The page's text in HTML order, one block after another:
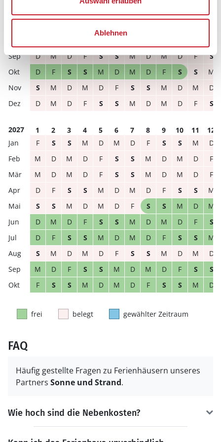
Ablehnen
belegt gewählter Zeitraum
D
M D F S S M D M D F
S
D
F S S M D M D F S S
M
S
M D M D F S S M D M
D
D
M D F S S M D M D F S
2027 1 2 3 4 5 6 7 8 9 10 11
12
F
S S M D M D F S S M
D
M
D M D F S S M D M D
F
M
D M D F S S M D M D
F
D
F S S M D M D F S S
M
S
S M D M D F S S M D
M
D
M D F S S M D M D F
S
D
F S S M D M D F S S
M
S
M D M D F S S M D M
D
M
D F S S M D M D F S
S
F
S S M D M D F S S M D
frei belegt gewählter Zeitraum
FAQ
Häufig gestellte Fragen zu Ferienhäusern unseres
Partners Sonne und Strand.
Wie hoch sind die Nebenkosten?